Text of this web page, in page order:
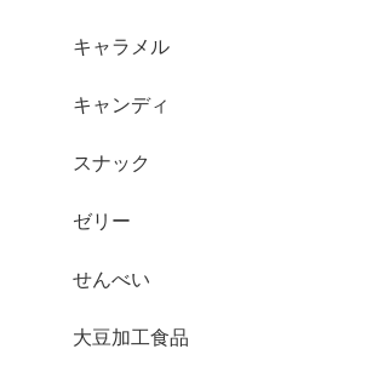
キャラメル
キャンディ
スナック
ゼリー
せんべい
大豆加工食品